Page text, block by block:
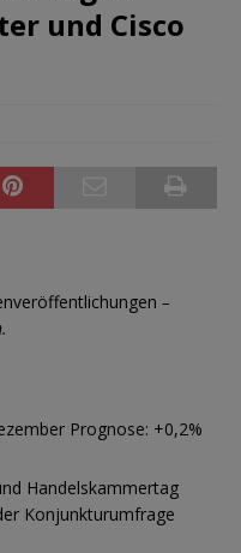
und Cisco
–
Prognose: +0,2%
Handelskammertag
Konjunkturumfrage